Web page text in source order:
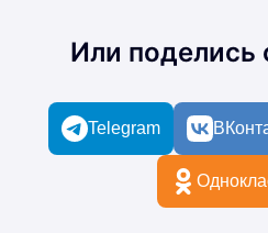
Или поделись
Telegram